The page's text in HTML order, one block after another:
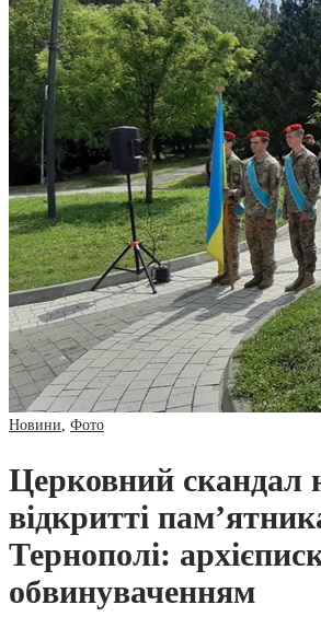
Новини Фото
Церковний скандал
відкритті
Тернополі:
обвинуваченням